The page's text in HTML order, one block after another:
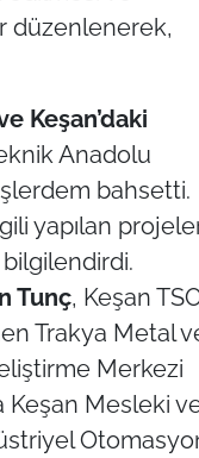
düzenlenerek,
Keşan’daki
Anadolu
bahsetti.
yapılan
Tunç, Keşan
Trakya Metal
Merkezi
Keşan Mesleki